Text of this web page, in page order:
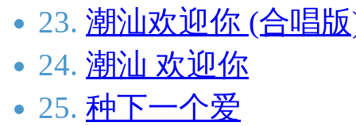
23. 潮汕欢迎你 (合唱
24. 潮汕 欢迎你
25. 种下一个爱